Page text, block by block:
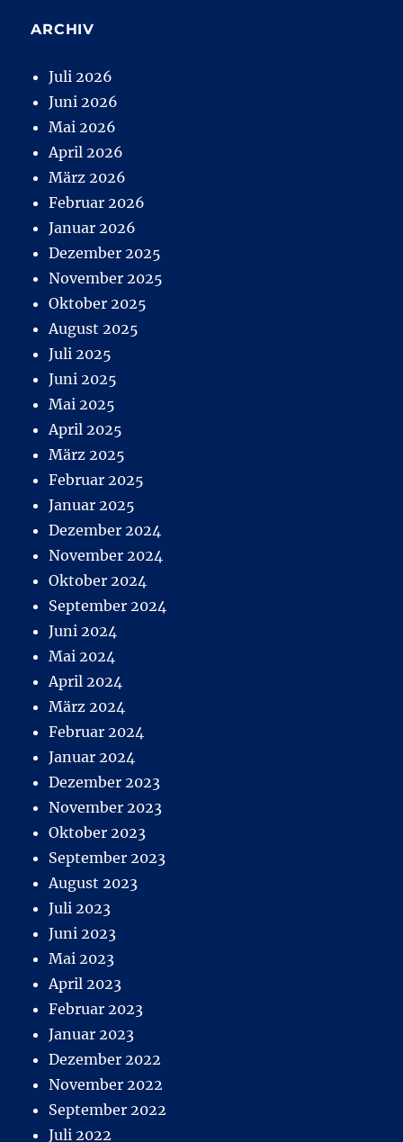
ARCHIV
Juli 2026
Juni 2026
Mai 2026
April 2026
März 2026
Februar 2026
Januar 2026
Dezember 2025
November 2025
Oktober 2025
August 2025
Juli 2025
Juni 2025
Mai 2025
April 2025
März 2025
Februar 2025
Januar 2025
Dezember 2024
November 2024
Oktober 2024
September 2024
Juni 2024
Mai 2024
April 2024
März 2024
Februar 2024
Januar 2024
Dezember 2023
November 2023
Oktober 2023
September 2023
August 2023
Juli 2023
Juni 2023
Mai 2023
April 2023
Februar 2023
Januar 2023
Dezember 2022
November 2022
September 2022
Juli 2022